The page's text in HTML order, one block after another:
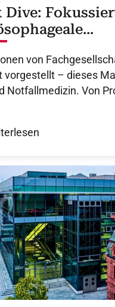
Dive:
von
vorgestellt – dieses
Notfallmedizin. Von